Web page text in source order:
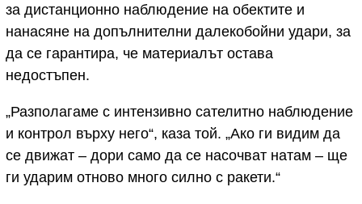
за дистанционно наблюдение на обектите и
нанасяне на допълнителни далекобойни удари, за
да се гарантира, че материалът остава
недостъпен.
„Разполагаме с интензивно сателитно наблюдение
и контрол върху него“, каза той. „Ако ги видим да
се движат – дори само да се насочват натам – ще
ги ударим отново много силно с ракети.“